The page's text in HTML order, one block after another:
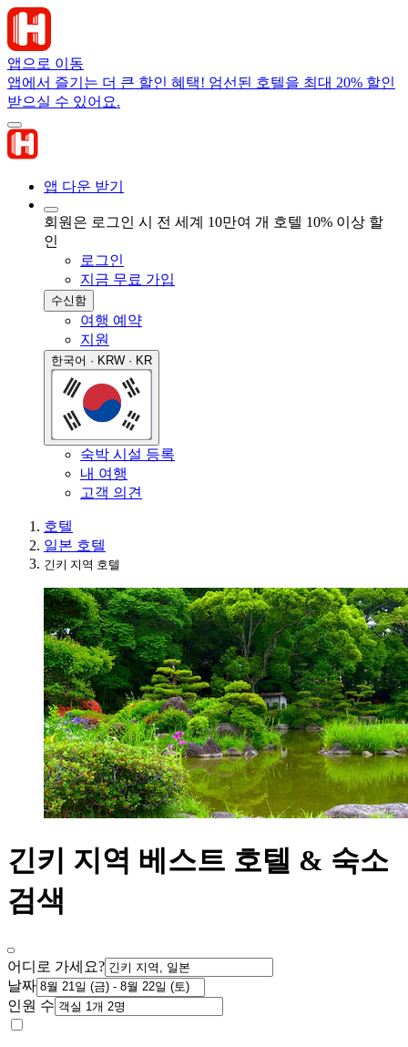
앱으로 이동
앱에서 즐기는 더 큰 할인 혜택! 엄선된 호텔을 최대 20% 할인
받으실 수 있어요.
앱 다운 받기
회원은 로그인 시 전 세계 10만여 개 호텔 10% 이상 할
인
로그인
지금 무료 가입
수신함
여행 예약
지원
한국어 · KRW · KR
숙박 시설 등록
내 여행
고객 의견
호텔
일본 호텔
긴키 지역 호텔
긴키 지역 베스트 호텔 & 숙소
검색
어디로 가세요?
날짜
인원 수